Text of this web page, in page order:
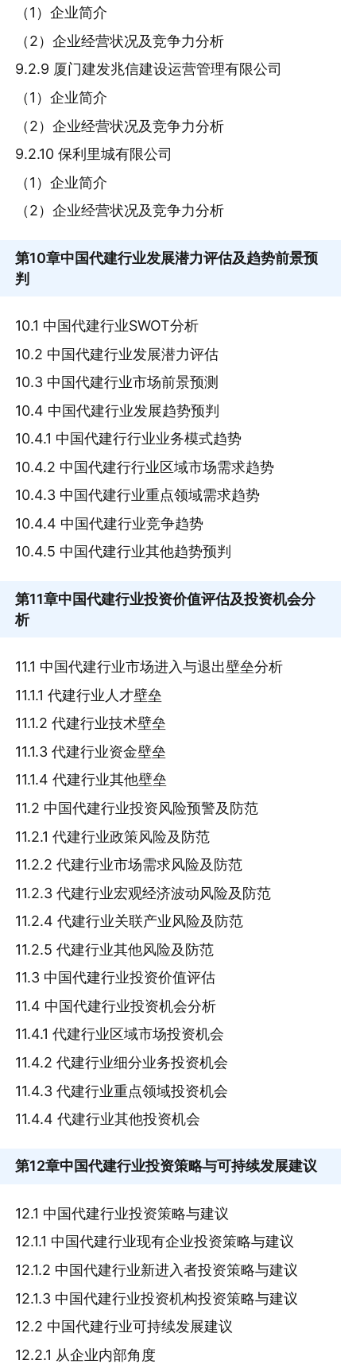
（1）企业简介
（2）企业经营状况及竞争力分析
9.2.9 厦门建发兆信建设运营管理有限公司
（1）企业简介
（2）企业经营状况及竞争力分析
9.2.10 保利里城有限公司
（1）企业简介
（2）企业经营状况及竞争力分析
第10章中国代建行业发展潜力评估及趋势前景预
判
10.1 中国代建行业SWOT分析
10.2 中国代建行业发展潜力评估
10.3 中国代建行业市场前景预测
10.4 中国代建行业发展趋势预判
10.4.1 中国代建行行业业务模式趋势
10.4.2 中国代建行行业区域市场需求趋势
10.4.3 中国代建行业重点领域需求趋势
10.4.4 中国代建行业竞争趋势
10.4.5 中国代建行业其他趋势预判
第11章中国代建行业投资价值评估及投资机会分
析
11.1 中国代建行业市场进入与退出壁垒分析
11.1.1 代建行业人才壁垒
11.1.2 代建行业技术壁垒
11.1.3 代建行业资金壁垒
11.1.4 代建行业其他壁垒
11.2 中国代建行业投资风险预警及防范
11.2.1 代建行业政策风险及防范
11.2.2 代建行业市场需求风险及防范
11.2.3 代建行业宏观经济波动风险及防范
11.2.4 代建行业关联产业风险及防范
11.2.5 代建行业其他风险及防范
11.3 中国代建行业投资价值评估
11.4 中国代建行业投资机会分析
11.4.1 代建行业区域市场投资机会
11.4.2 代建行业细分业务投资机会
11.4.3 代建行业重点领域投资机会
11.4.4 代建行业其他投资机会
第12章中国代建行业投资策略与可持续发展建议
12.1 中国代建行业投资策略与建议
12.1.1 中国代建行业现有企业投资策略与建议
12.1.2 中国代建行业新进入者投资策略与建议
12.1.3 中国代建行业投资机构投资策略与建议
12.2 中国代建行业可持续发展建议
12.2.1 从企业内部角度